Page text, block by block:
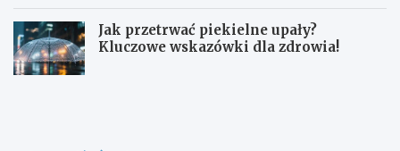
Jak przetrwać piekielne upały?
Kluczowe wskazówki dla zdrowia!
L
F